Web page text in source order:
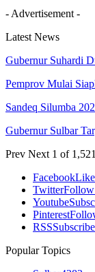
- Advertisement -
Latest News
Gubernur Suhardi
Pemprov Mulai
Sandeq Silumba
Gubernur Sulbar
Prev Next 1 of 1,521
Facebook
Twitter
Youtube
Pinterest
RSSSubscribe
Popular Topics